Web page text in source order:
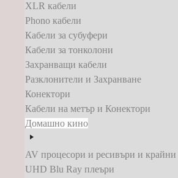
XLR кабели
Phono кабели
Кабели за субуфери
Кабели за тонколони
Захранващи кабели
Разклонители и Захранване
Конектори
Кабели на метър и Конектори
Домашно кино
AV процесори и ресивъри и крайни
UHD Blu Ray плеъри